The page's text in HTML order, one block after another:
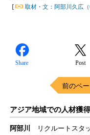
[ 取材・文：阿部川久広
Share Post
前のペ
アジア地域での人材獲
阿部川
リクルートスタ